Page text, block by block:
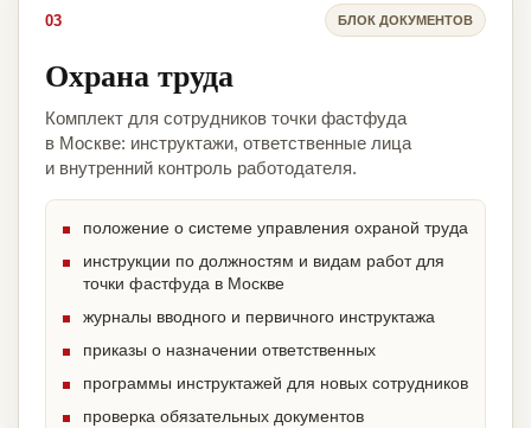
03 БЛОК ДОКУМЕНТОВ
Охрана труда
Комплект для сотрудников точки фастфуда
в Москве: инструктажи, ответственные лица
и внутренний контроль работодателя.
положение о системе управления охраной труда
инструкции по должностям и видам работ для
точки фастфуда в Москве
журналы вводного и первичного инструктажа
приказы о назначении ответственных
программы инструктажей для новых сотрудников
проверка обязательных документов